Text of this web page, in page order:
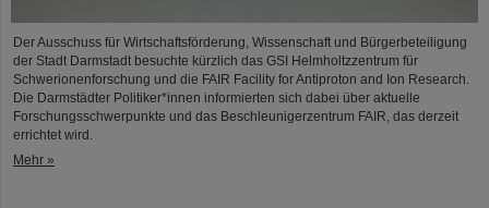
Der Ausschuss für Wirtschaftsförderung, Wissenschaft und Bürgerbeteiligung
der Stadt Darmstadt besuchte kürzlich das GSI Helmholtzzentrum für
Schwerionenforschung und die FAIR Facility for Antiproton and Ion Research.
Die Darmstädter Politiker*innen informierten sich dabei über aktuelle
Forschungsschwerpunkte und das Beschleunigerzentrum FAIR, das derzeit
errichtet wird.
Mehr »